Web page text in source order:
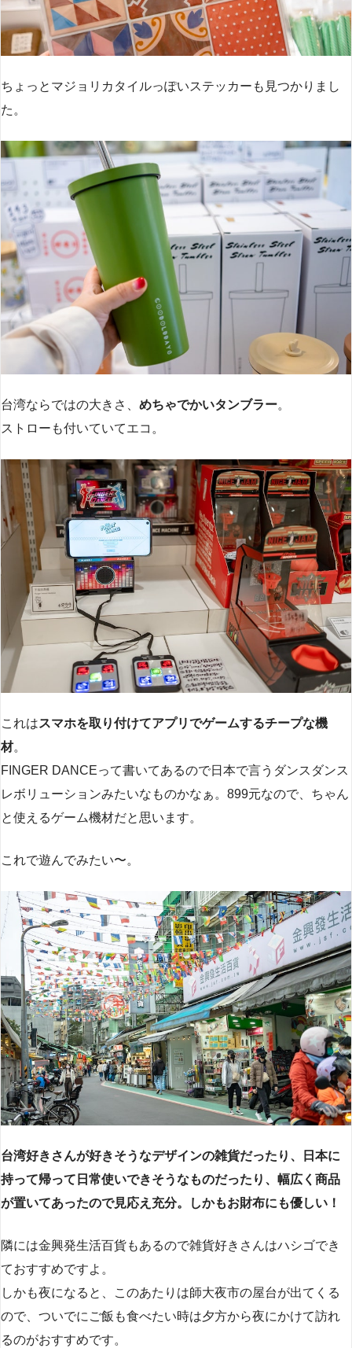
ちょっとマジョリカタイルっぽいステッカーも見つかりまし
た。
台湾ならではの大きさ、 めちゃでかいタンブラー。
ストローも付いていてエコ。
これはスマホを取り付けてアプリでゲームするチープな機
材。
FINGER DANCEって書いてあるので日本で言うダンスダンス
レボリューションみたいなものかなぁ。899元なので、ちゃん
と使えるゲーム機材だと思います。
これで遊んでみたい〜。
台湾好きさんが好きそうなデザインの雑貨だったり、日本に
持って帰って日常使いできそうなものだったり、幅広く商品
が置いてあったので見応え充分。しかもお財布にも優しい！
隣には金興発生活百貨もあるので雑貨好きさんはハシゴでき
ておすすめですよ。
しかも夜になると、このあたりは師大夜市の屋台が出てくる
ので、ついでにご飯も食べたい時は夕方から夜にかけて訪れ
るのがおすすめです。